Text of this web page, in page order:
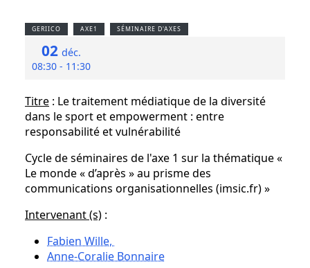
GERIICO AXE1 SÉMINAIRE D'AXES
02 déc.
08:30 - 11:30
Titre : Le traitement médiatique de la diversité
dans le sport et empowerment : entre
responsabilité et vulnérabilité
Cycle de séminaires de l'axe 1 sur la thématique «
Le monde « d’après » au prisme des
communications organisationnelles (imsic.fr) »
Intervenant (s) :
Fabien Wille,
Anne-Coralie Bonnaire